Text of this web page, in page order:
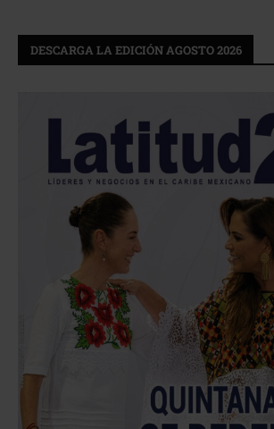
DESCARGA LA EDICIÓN AGOSTO 2026